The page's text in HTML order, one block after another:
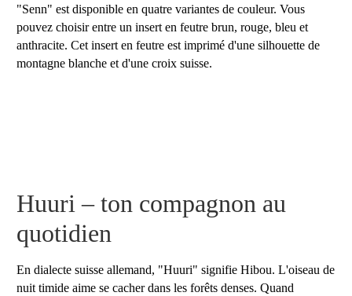
"Senn" est disponible en quatre variantes de couleur. Vous
pouvez choisir entre un insert en feutre brun, rouge, bleu et
anthracite. Cet insert en feutre est imprimé d'une silhouette de
montagne blanche et d'une croix suisse.
Huuri – ton compagnon au
quotidien
En dialecte suisse allemand, "Huuri" signifie Hibou. L'oiseau de
nuit timide aime se cacher dans les forêts denses. Quand